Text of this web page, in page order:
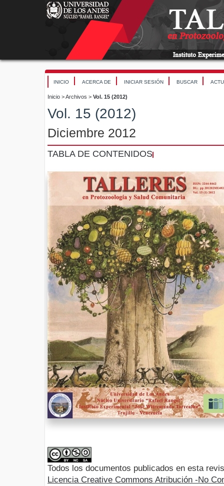
INICIO ACERCA DE INICIAR SESIÓN BUSCAR
Inicio >Archivos > Vol. 15 (2012)
Vol. 15 (2012)
Diciembre 2012
TABLA DE CONTENIDOS
Todos los documentos publicados en esta
Licencia Creative Commons Atribución -No